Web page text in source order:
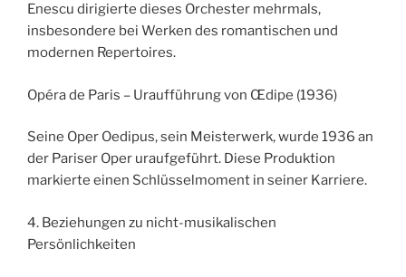
Enescu dirigierte dieses Orchester mehrmals,
insbesondere bei Werken des romantischen und
modernen Repertoires.
Opéra de Paris – Uraufführung von Œdipe (1936)
Seine Oper Oedipus, sein Meisterwerk, wurde 1936 an
der Pariser Oper uraufgeführt. Diese Produktion
markierte einen Schlüsselmoment in seiner Karriere.
4. Beziehungen zu nicht-musikalischen
Persönlichkeiten